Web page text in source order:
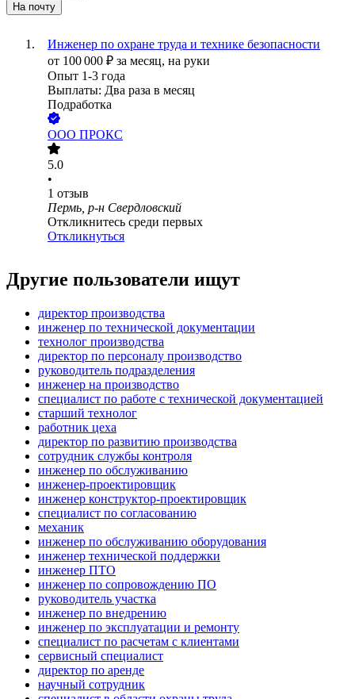
На почту
Инженер по охране труда и технике безопасности
от 100 000 ₽ за месяц, на руки
Опыт 1-3 года
Выплаты: Два раза в месяц
Подработка
ООО ПРОКС
5.0
•
1 отзыв
Пермь, р-н Свердловский
Откликнитесь среди первых
Откликнуться
Другие пользователи ищут
директор производства
инженер по технической документации
технолог производства
директор по персоналу производство
руководитель подразделения
инженер на производство
специалист по работе с технической документацией
старший технолог
работник цеха
директор по развитию производства
сотрудник службы контроля
инженер по обслуживанию
инженер-проектировщик
инженер конструктор-проектировщик
специалист по согласованию
механик
инженер по обслуживанию оборудования
инженер технической поддержки
инженер ПТО
инженер по сопровождению ПО
руководитель участка
инженер по внедрению
инженер по эксплуатации и ремонту
специалист по расчетам с клиентами
сервисный специалист
директор по аренде
научный сотрудник